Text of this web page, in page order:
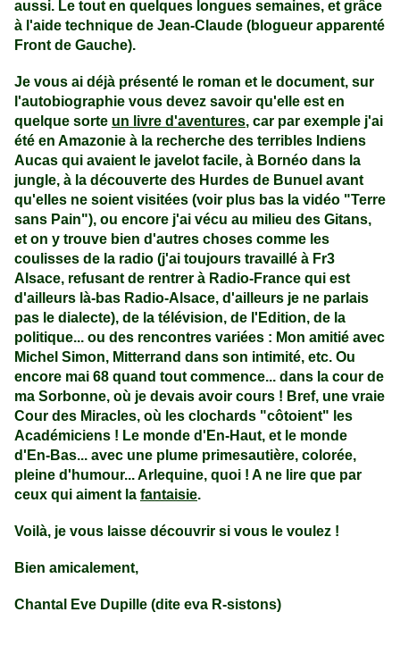
aussi. Le tout en quelques longues semaines, et grâce
à l'aide technique de Jean-Claude (blogueur apparenté
Front de Gauche).
Je vous ai déjà présenté le roman et le document, sur
l'autobiographie vous devez savoir qu'elle est en
quelque sorte un livre d'aventures, car par exemple j'ai
été en Amazonie à la recherche des terribles Indiens
Aucas qui avaient le javelot facile, à Bornéo dans la
jungle, à la découverte des Hurdes de Bunuel avant
qu'elles ne soient visitées (voir plus bas la vidéo "Terre
sans Pain"), ou encore j'ai vécu au milieu des Gitans,
et on y trouve bien d'autres choses comme les
coulisses de la radio (j'ai toujours travaillé à Fr3
Alsace, refusant de rentrer à Radio-France qui est
d'ailleurs là-bas Radio-Alsace, d'ailleurs je ne parlais
pas le dialecte), de la télévision, de l'Edition, de la
politique... ou des rencontres variées : Mon amitié avec
Michel Simon, Mitterrand dans son intimité, etc. Ou
encore mai 68 quand tout commence... dans la cour de
ma Sorbonne, où je devais avoir cours ! Bref, une vraie
Cour des Miracles, où les clochards "côtoient" les
Académiciens ! Le monde d'En-Haut, et le monde
d'En-Bas... avec une plume primesautière, colorée,
pleine d'humour... Arlequine, quoi ! A ne lire que par
ceux qui aiment la fantaisie.
Voilà, je vous laisse découvrir si vous le voulez !
Bien amicalement,
Chantal Eve Dupille (dite eva R-sistons)